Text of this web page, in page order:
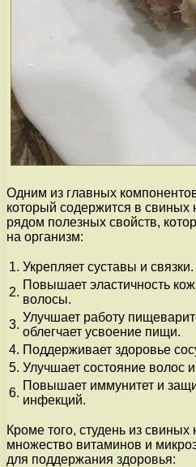
Одним из главных
который содержится в свиных
рядом полезных свойств,
на организм:
1. Укрепляет суставы и связки.
2.
Повышает эластичность
волосы.
3.
Улучшает работу
облегчает усвоение пищи.
4. Поддерживает здоровье
5. Улучшает состояние волос и
6.
Повышает иммунитет и
инфекций.
Кроме того, студень из
множество витаминов и
для поддержания здоровья: